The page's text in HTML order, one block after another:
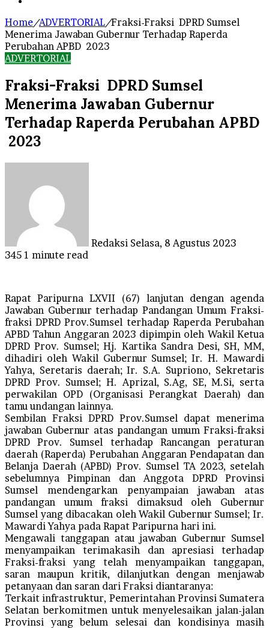
Home/ADVERTORIAL/Fraksi-Fraksi DPRD Sumsel
Menerima Jawaban Gubernur Terhadap Raperda
Perubahan APBD 2023
ADVERTORIAL
Fraksi-Fraksi DPRD Sumsel
Menerima Jawaban Gubernur
Terhadap Raperda Perubahan APBD
2023
Redaksi Selasa, 8 Agustus 2023
345 1 minute read
Rapat Paripurna LXVII (67) lanjutan dengan agenda
Jawaban Gubernur terhadap Pandangan Umum Fraksi-
fraksi DPRD Prov.Sumsel terhadap Raperda Perubahan
APBD Tahun Anggaran 2023 dipimpin oleh Wakil Ketua
DPRD Prov. Sumsel; Hj. Kartika Sandra Desi, SH, MM,
dihadiri oleh Wakil Gubernur Sumsel; Ir. H. Mawardi
Yahya, Seretaris daerah; Ir. S.A. Supriono, Sekretaris
DPRD Prov. Sumsel; H. Aprizal, S.Ag, SE, M.Si, serta
perwakilan OPD (Organisasi Perangkat Daerah) dan
tamu undangan lainnya.
Sembilan Fraksi DPRD Prov.Sumsel dapat menerima
jawaban Gubernur atas pandangan umum Fraksi-fraksi
DPRD Prov. Sumsel terhadap Rancangan peraturan
daerah (Raperda) Perubahan Anggaran Pendapatan dan
Belanja Daerah (APBD) Prov. Sumsel TA 2023, setelah
sebelumnya Pimpinan dan Anggota DPRD Provinsi
Sumsel mendengarkan penyampaian jawaban atas
pandangan umum fraksi dimaksud oleh Gubernur
Sumsel yang dibacakan oleh Wakil Gubernur Sumsel; Ir.
Mawardi Yahya pada Rapat Paripurna hari ini.
Mengawali tanggapan atau jawaban Gubernur Sumsel
menyampaikan terimakasih dan apresiasi terhadap
Fraksi-fraksi yang telah menyampaikan tanggapan,
saran maupun kritik, dilanjutkan dengan menjawab
petanyaan dan saran dari Fraksi diantaranya:
Terkait infrastruktur, Pemerintahan Provinsi Sumatera
Selatan berkomitmen untuk menyelesaikan jalan-jalan
Provinsi yang belum selesai dan kondisinya masih